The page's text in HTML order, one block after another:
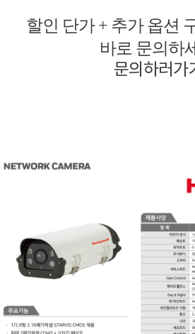
할인 단가 + 추가 옵션
바로 문의하
문의하러가